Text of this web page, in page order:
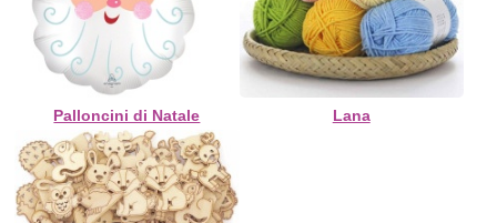
Palloncini di Natale Lana